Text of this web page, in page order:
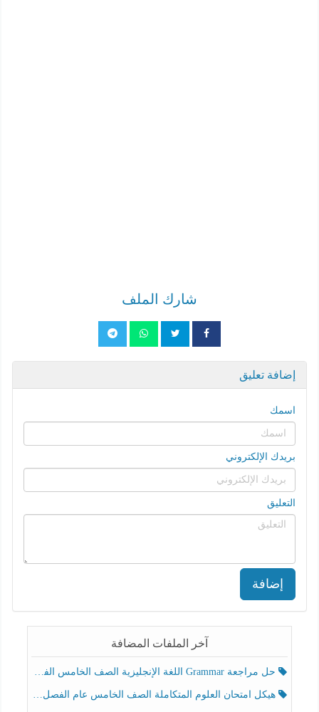
شارك الملف
إضافة تعليق
اسمك
بريدك الإلكتروني
التعليق
إضافة
آخر الملفات المضافة
حل مراجعة Grammar اللغة الإنجليزية الصف الخامس الفصل الثالث
هيكل امتحان العلوم المتكاملة الصف الخامس عام الفصل الدراسي الثالث 2025-2026